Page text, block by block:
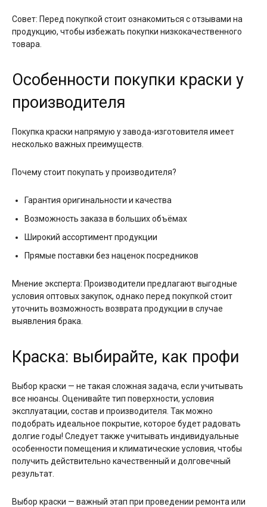
Совет: Перед покупкой стоит ознакомиться с отзывами на
продукцию, чтобы избежать покупки низкокачественного
товара.
Особенности покупки краски у
производителя
Покупка краски напрямую у завода-изготовителя имеет
несколько важных преимуществ.
Почему стоит покупать у производителя?
Гарантия оригинальности и качества
Возможность заказа в больших объёмах
Широкий ассортимент продукции
Прямые поставки без наценок посредников
Мнение эксперта: Производители предлагают выгодные
условия оптовых закупок, однако перед покупкой стоит
уточнить возможность возврата продукции в случае
выявления брака.
Краска: выбирайте, как профи
Выбор краски — не такая сложная задача, если учитывать
все нюансы. Оценивайте тип поверхности, условия
эксплуатации, состав и производителя. Так можно
подобрать идеальное покрытие, которое будет радовать
долгие годы! Следует также учитывать индивидуальные
особенности помещения и климатические условия, чтобы
получить действительно качественный и долговечный
результат.
Выбор краски — важный этап при проведении ремонта или